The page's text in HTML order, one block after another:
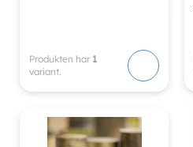
Produkten har 1
variant.